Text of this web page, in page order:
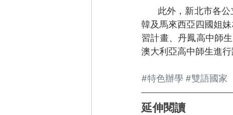
韓及馬來西亞四國姐
習計畫、丹鳳高中師
澳大利亞高中師生進
#特色辦學 #雙語國家
延伸閱讀